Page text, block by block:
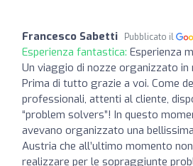
Francesco Sabetti Pubblicato il
Esperienza fantastica: Esperienza
Un viaggio di nozze organizzato in
Prima di tutto grazie a voi. Come
professionali, attenti al cliente,
“problem solvers”! In questo
avevano organizzato una
Austria che all’ultimo momento
realizzare per le sopraggiunte